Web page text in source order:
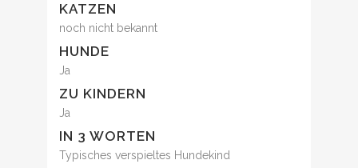
KATZEN
noch nicht bekannt
HUNDE
Ja
ZU KINDERN
Ja
IN 3 WORTEN
Typisches verspieltes Hundekind